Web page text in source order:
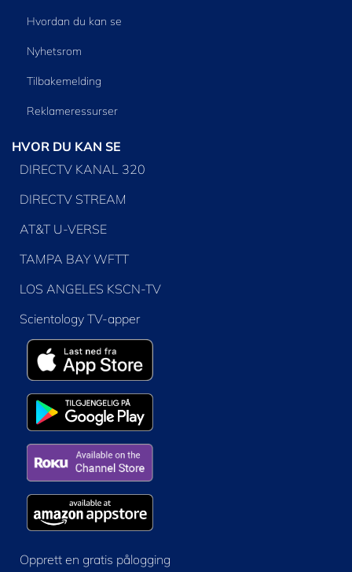
Hvordan du kan se
Nyhetsrom
Tilbakemelding
Reklameressurser
HVOR DU KAN SE
DIRECTV KANAL 320
DIRECTV STREAM
AT&T U-VERSE
TAMPA BAY WFTT
LOS ANGELES KSCN-TV
Scientology TV-apper
Opprett en gratis pålogging